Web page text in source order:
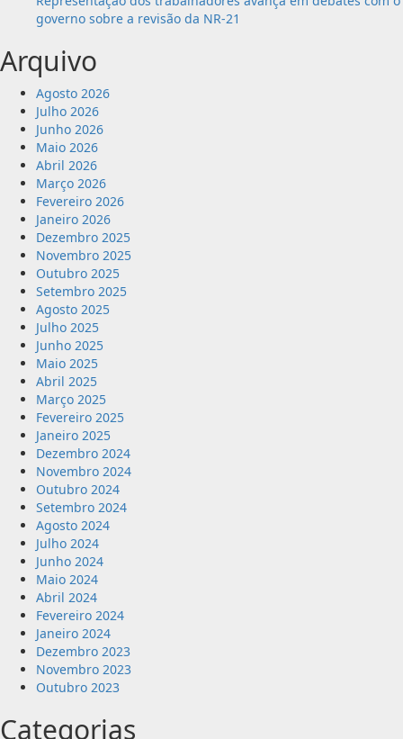
governo sobre a revisão da NR-21
Arquivo
Agosto 2026
Julho 2026
Junho 2026
Maio 2026
Abril 2026
Março 2026
Fevereiro 2026
Janeiro 2026
Dezembro 2025
Novembro 2025
Outubro 2025
Setembro 2025
Agosto 2025
Julho 2025
Junho 2025
Maio 2025
Abril 2025
Março 2025
Fevereiro 2025
Janeiro 2025
Dezembro 2024
Novembro 2024
Outubro 2024
Setembro 2024
Agosto 2024
Julho 2024
Junho 2024
Maio 2024
Abril 2024
Fevereiro 2024
Janeiro 2024
Dezembro 2023
Novembro 2023
Outubro 2023
Categorias